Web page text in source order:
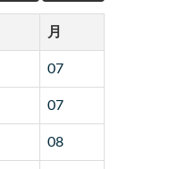
月
07
07
08